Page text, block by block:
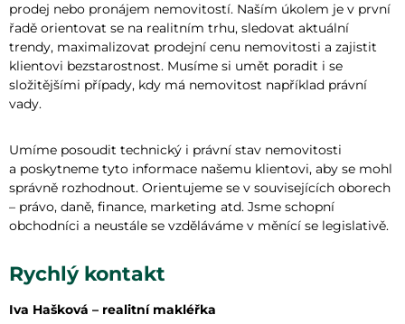
prodej nebo pronájem nemovitostí. Naším úkolem je v první
řadě orientovat se na realitním trhu, sledovat aktuální
trendy, maximalizovat prodejní cenu nemovitosti a zajistit
klientovi bezstarostnost. Musíme si umět poradit i se
složitějšími případy, kdy má nemovitost například právní
vady.
Umíme posoudit technický i právní stav nemovitosti
a poskytneme tyto informace našemu klientovi, aby se mohl
správně rozhodnout. Orientujeme se v souvisejících oborech
– právo, daně, finance, marketing atd. Jsme schopní
obchodníci a neustále se vzděláváme v měnící se legislativě.
Rychlý kontakt
Iva Hašková – realitní makléřka